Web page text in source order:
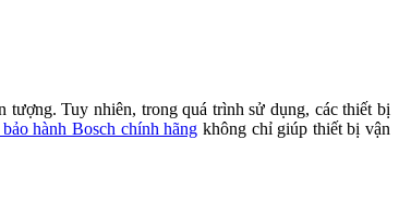
Tuy nhiên, trong quá trình sử dụng, các thiết bị
hành Bosch chính hãng không chỉ giúp thiết bị vận